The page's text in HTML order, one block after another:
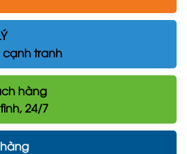
tranh
hàng
24/7